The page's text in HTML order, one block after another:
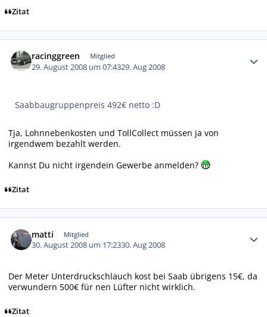
Zitat
racinggreen Mitglied
29. August 2008 um 07:4329. Aug 2008
Saabbaugruppenpreis 492€ netto :D
Tja, Lohnnebenkosten und TollCollect müssen ja von
irgendwem bezahlt werden.
Kannst Du nicht irgendein Gewerbe anmelden?
Zitat
matti Mitglied
30. August 2008 um 17:2330. Aug 2008
Der Meter Unterdruckschlauch kost bei Saab übrigens 15€, da
verwundern 500€ für nen Lüfter nicht wirklich.
Zitat